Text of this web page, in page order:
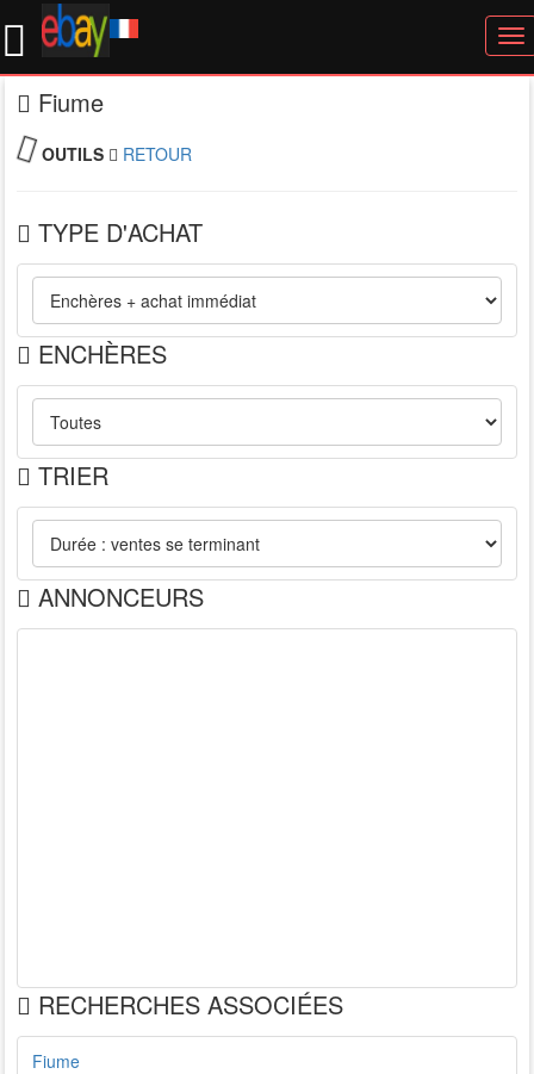
Fiume
OUTILS RETOUR
TYPE D'ACHAT
ENCHÈRES
TRIER
ANNONCEURS
RECHERCHES ASSOCIÉES
Fiume